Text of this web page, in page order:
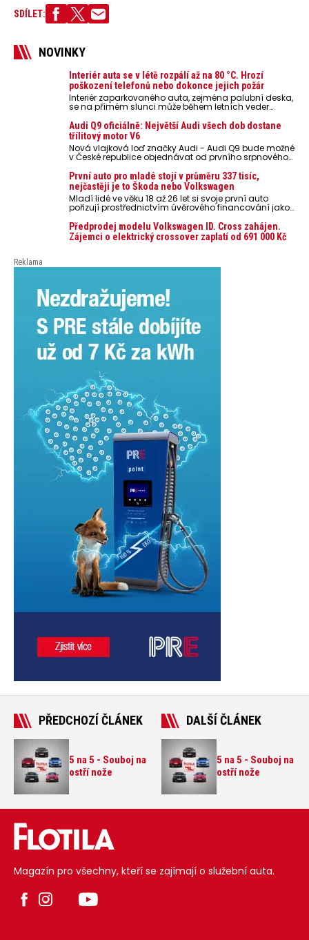
SDÍLET:
NOVINKY
Interiér auta se v létě rozpálí až na 80 °C. Hrozí
poškození telefonů nebo dokonce jejich požár
Interiér zaparkovaného auta, zejména palubní deska,
se na přímém slunci může během letních veder
nebezpečí pro odložené mobilní telefony, powerbanky
nebo notebooky. Můžou urychlit stárnutí baterií,
poškodit elektroniku a ve výjimečných případech i
zvýšit riziko požáru.
Audi Q9 oficiálně: Největší Audi všech dob dostane
třílitový motor V6
Nová vlajková loď značky Audi - Audi Q9 bude možné
v České republice objednávat od prvního srpnového
První auto pro mladé stojí v průměru 337 tisíc,
nejčastěji je to Škoda nebo Volkswagen
Mladí lidé ve věku 18 až 26 let si svoje první auto
pořizují prostřednictvím úvěrového financování jako
auto. Průměrná pořizovací cena vozu dosahuje 337
tisíc korun a průměrná financovaná částka
přesahuje 251 tisíc korun. Vyplývá to z dat Leasingu
Předprodej modelu Volkswagen ID. Cross zahájen.
Zájemci o elektrický crossover zaplatí od 691 000 Kč
Reklama
PŘEDCHOZÍ ČLÁNEK
5 na 5 - Souboj na
ostří nože
DALŠÍ ČLÁNEK
5 na 5 - Souboj na
ostří nože
Magazín pro všechny, kteří se zajímají o služební auta.